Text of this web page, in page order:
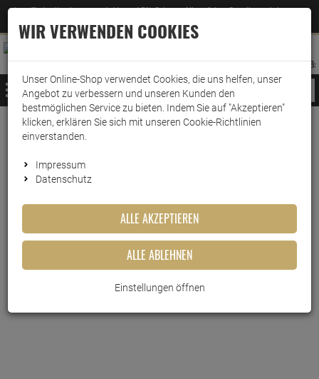
Jetzt für den Newsletter entscheiden und 5% Rabatt auf Ihre nächste Bestellung erhalten
–Zum Newsletter
ANMELDEN
AUFKLAPPEN
MERKZETTEL
WARENKORB:
MENÜ
Weiter einkaufen www.wark24.de Lebensmittel
Teisseire Profi-Sirup Cocktail Set
Teisseire Profi-Sirup Cocktail
Set
Artikel-Nummer:10016979
WIR VERWENDEN COOKIES
Unser Online-Shop verwendet Cookies, die uns helfen, unser
Angebot zu verbessern und unseren Kunden den
bestmöglichen Service zu bieten. Indem Sie auf "Akzeptieren"
klicken, erklären Sie sich mit unseren Cookie-Richtlinien
einverstanden.
Impressum
Datenschutz
ALLE AKZEPTIEREN
ALLE ABLEHNEN
Einstellungen öffnen